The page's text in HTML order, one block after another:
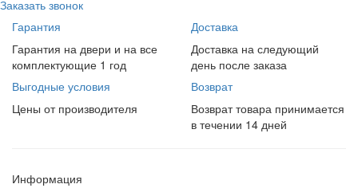
Заказать звонок
Гарантия
Гарантия на двери и на все
комплектующие 1 год
Доставка
Доставка на следующий
день после заказа
Выгодные условия
Цены от производителя
Возврат
Возврат товара принимается
в течении 14 дней
Информация